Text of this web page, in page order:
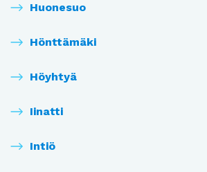
Huonesuo
Hönttämäki
Höyhtyä
Iinatti
Intiö